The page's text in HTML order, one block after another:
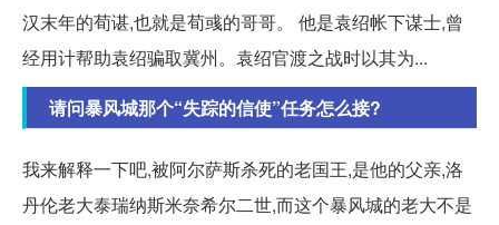
汉末年的荀谌,也就是荀彧的哥哥。 他是袁绍帐下谋士,曾
经用计帮助袁绍骗取冀州。袁绍官渡之战时以其为...
请问暴风城那个“失踪的信使”任务怎么接?
我来解释一下吧,被阿尔萨斯杀死的老国王,是他的父亲,洛
丹伦老大泰瑞纳斯米奈希尔二世,而这个暴风城的老大不是